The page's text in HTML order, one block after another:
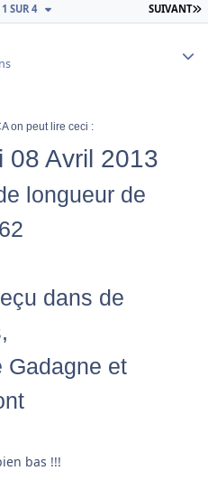
SUIVANT
1 SUR 4
on peut lire ceci :
08 Avril 2013
longueur de
dans de
Gadagne et
bas !!!